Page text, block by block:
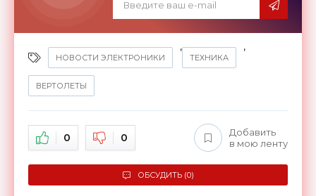
НОВОСТИ ЭЛЕКТРОНИКИ
,
ТЕХНИКА
,
ВЕРТОЛЕТЫ
0 0
Добавить
в мою ленту
ОБСУДИТЬ (0)